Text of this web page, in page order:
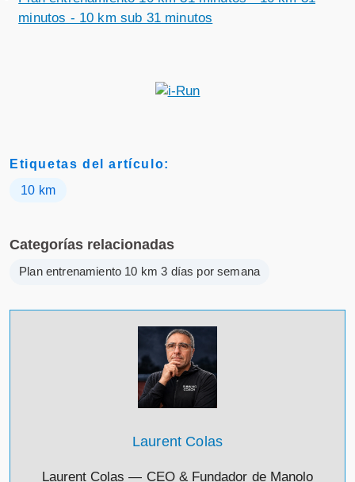
minutos - 10 km sub 31 minutos
Etiquetas del artículo:
10 km
Categorías relacionadas
Plan entrenamiento 10 km 3 días por semana
Laurent Colas
Laurent Colas — CEO & Fundador de Manolo